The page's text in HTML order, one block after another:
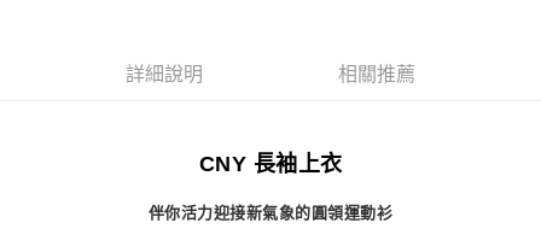
付款後7-11取貨詳細說明 相關推薦
CNY 長袖上衣
伴你活力迎接新氣象的圓領運動衫